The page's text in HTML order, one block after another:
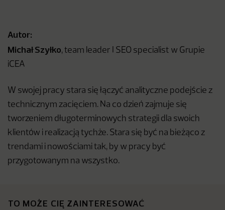
Autor:
Michał Szyłko, team leader I SEO specialist w Grupie
iCEA
W swojej pracy stara się łączyć analityczne podejście z
technicznym zacięciem. Na co dzień zajmuje się
tworzeniem długoterminowych strategii dla swoich
klientów i realizacją tychże. Stara się być na bieżąco z
trendami i nowościami tak, by w pracy być
przygotowanym na wszystko.
TO MOŻE CIĘ ZAINTERESOWAĆ